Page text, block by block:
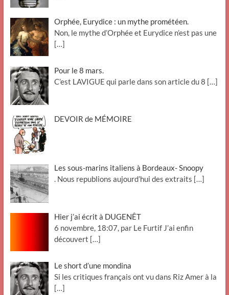
Orphée, Eurydice : un mythe prométéen.
Non, le mythe d’Orphée et Eurydice n’est pas une
[…]
Pour le 8 mars.
C’est LAVIGUE qui parle dans son article du 8 […]
DEVOIR de MÉMOIRE
Les sous-marins italiens à Bordeaux- Snoopy
. Nous republions aujourd’hui des extraits […]
Hier j’ai écrit à DUGENÊT
6 novembre, 18:07, par Le Furtif J’ai enfin
découvert […]
Le short d’une mondina
Si les critiques français ont vu dans Riz Amer à la
[…]